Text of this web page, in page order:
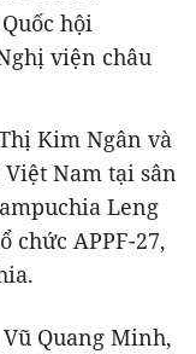
hội
viện châu
Kim Ngân và
Nam tại sân
Leng
chức APPF-27,
Quang Minh,